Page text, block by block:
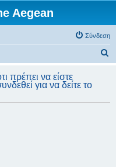
Aegean
Σύνδεση
πρέπει να είστε
για να δείτε το